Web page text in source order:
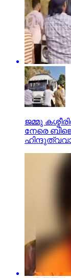
ജമ്മു
നേരെ